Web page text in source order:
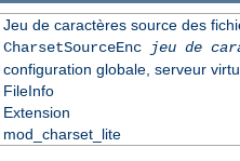
Jeu de caractères source des
CharsetSourceEnc
jeu de
configuration globale, serveur
FileInfo
Extension
mod_charset_lite